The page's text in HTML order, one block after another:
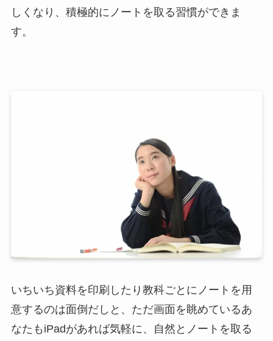
しくなり、積極的にノートを取る習慣ができま
す。
いちいち資料を印刷したり教科ごとにノートを用
意するのは面倒だしと、ただ画面を眺めているあ
なたも iPadがあれば気軽に、自然とノートを取る